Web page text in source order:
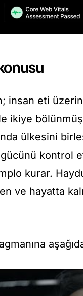
insan eti
ikiye
ülkesini
kontrol
kurar.
ve hayatta